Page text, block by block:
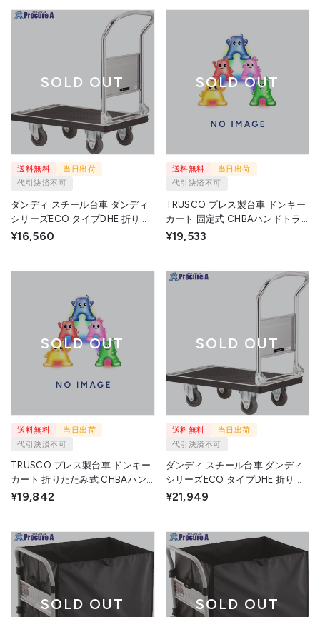
SOLD OUT
送料無料
当日出荷
代引決済不可
ダンディ スチール台車 ダンディ
シリーズECO タイプDHE 折りた
たみハンドル式 W800×D500
¥16,560
SOLD OUT
送料無料
当日出荷
代引決済不可
TRUSCO プレス製台車 ドンキー
カート 固定式 CHBAハンドトラ
ックボックス付 740×480 108N-
¥19,533
SOLD OUT
送料無料
当日出荷
代引決済不可
TRUSCO プレス製台車 ドンキー
カート 折りたたみ式 CHBAハン
ドトラックボックス付 740×480
¥19,842
SOLD OUT
送料無料
当日出荷
代引決済不可
ダンディ スチール台車 ダンディ
シリーズECO タイプDHE 折りた
たみハンドル式 サイレントキャ
2500
¥21,949
SOLD OUT SOLD OUT